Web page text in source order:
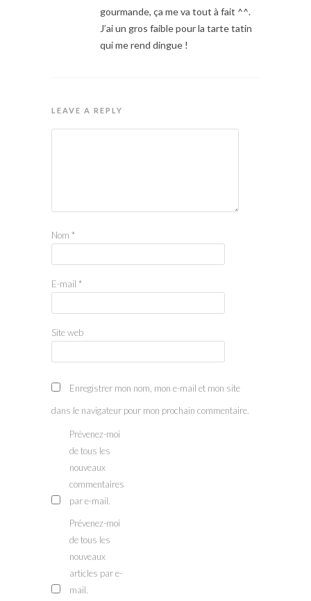
gourmande, ça me va tout à fait ^^.
J’ai un gros faible pour la tarte tatin
qui me rend dingue !
LEAVE A REPLY
Nom *
E-mail *
Site web
Enregistrer mon nom, mon e-mail et mon site
dans le navigateur pour mon prochain commentaire.
Prévenez-moi
de tous les
nouveaux
commentaires
par e-mail.
Prévenez-moi
de tous les
nouveaux
articles par e-
mail.